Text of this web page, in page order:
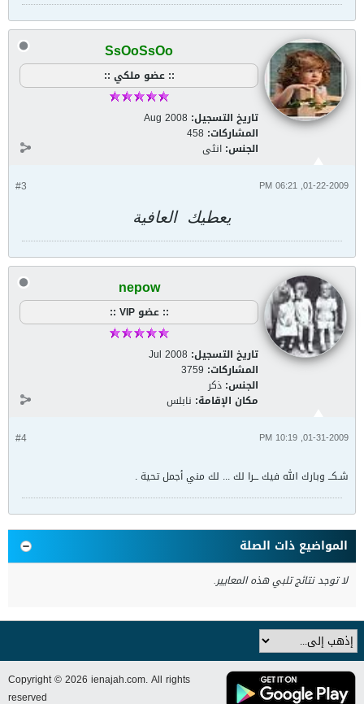
SsOoSsOo
:: عضو ملكي ::
تاريخ التسجيل: Aug 2008
المشاركات: 458
الجنس: انثى
#3 01-22-2009, 06:21 PM
يعطيك العافية
nepow
:: عضو VIP ::
تاريخ التسجيل: Jul 2008
المشاركات: 3759
الجنس: ذكر
مكان الإقامة: نابلس
#4 01-31-2009, 10:19 PM
شـكــ وبارك الله فيك ـــرا لك ... لك مني أجمل تحية .
المواضيع ذات الصلة
لا توجد نتائج تلبي هذه المعايير.
Copyright © 2026 ienajah.com. All rights
reserved